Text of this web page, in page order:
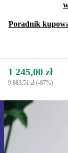
Poradnik
1 245,00 zł
9 883,51 zł (-87%)